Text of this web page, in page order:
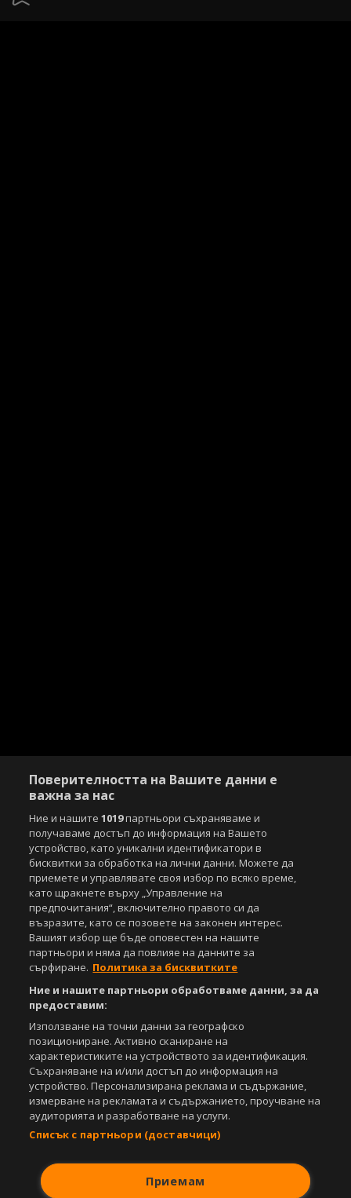
Поверителността на Вашите данни е
важна за нас
Ние и нашите1019партньори съхраняваме и
получаваме достъп до информация на Вашето
устройство, като уникални идентификатори в
бисквитки за обработка на лични данни. Можете да
приемете и управлявате своя избор по всяко време,
като щракнете върху „Управление на
предпочитания“, включително правото си да
възразите, като се позовете на законен интерес.
Вашият избор ще бъде оповестен на нашите
партньори и няма да повлияе на данните за
сърфиране. Политика за бисквитките
Ние и нашите партньори обработваме данни, за да
предоставим:
Използване на точни данни за географско
позициониране. Активно сканиране на
характеристиките на устройството за идентификация.
Съхраняване на и/или достъп до информация на
устройство. Персонализирана реклама и съдържание,
измерване на рекламата и съдържанието, проучване на
аудиторията и разработване на услуги.
Списък с партньори (доставчици)
Приемам